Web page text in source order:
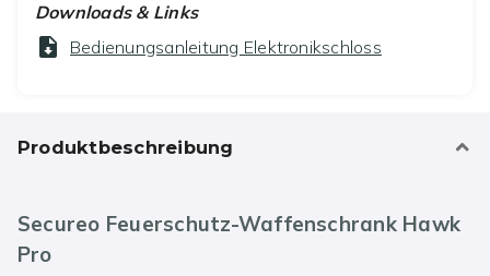
Downloads & Links
Bedienungsanleitung Elektronikschloss
Produktbeschreibung
Secureo Feuerschutz-Waffenschrank Hawk
Pro